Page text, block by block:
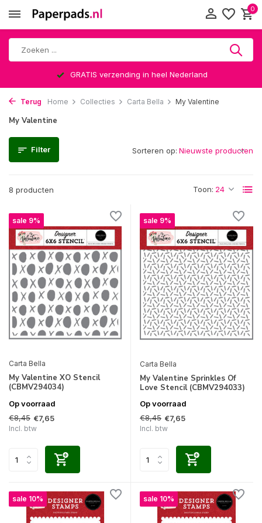
0
GRATIS verzending in heel Nederland
Terug Home Collecties Carta Bella My Valentine
My Valentine
Filter
8 producten Toon:
Sorteren op:
sale 9%
Carta Bella
My Valentine XO Stencil
(CBMV294034)
Op voorraad
€8,45 €7,65
Incl. btw
sale 9%
Carta Bella
My Valentine Sprinkles Of
Love Stencil (CBMV294033)
Op voorraad
€8,45 €7,65
Incl. btw
sale 10% sale 10%